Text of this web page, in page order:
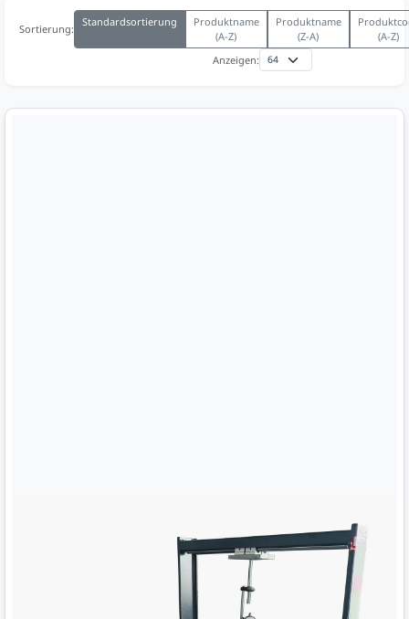
Sortierung:
Standardsortierung
Produktname
(A-Z)
Produktname
(Z-A)
(A-Z)
Anzeigen: